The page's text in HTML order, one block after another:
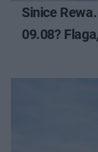
Sinice
09.08?